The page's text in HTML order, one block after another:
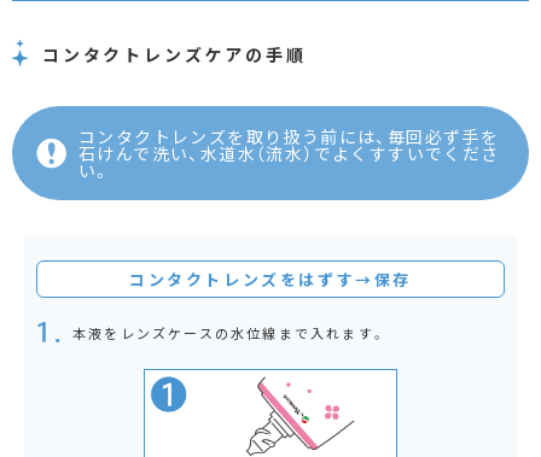
コンタクトレンズケアの手順
コンタクトレンズを取り扱う前には、毎回必ず手を
石けんで洗い、水道水（流水）でよくすすいでくださ
い。
コンタクトレンズをはずす→保存
本液をレンズケースの水位線まで入れます。